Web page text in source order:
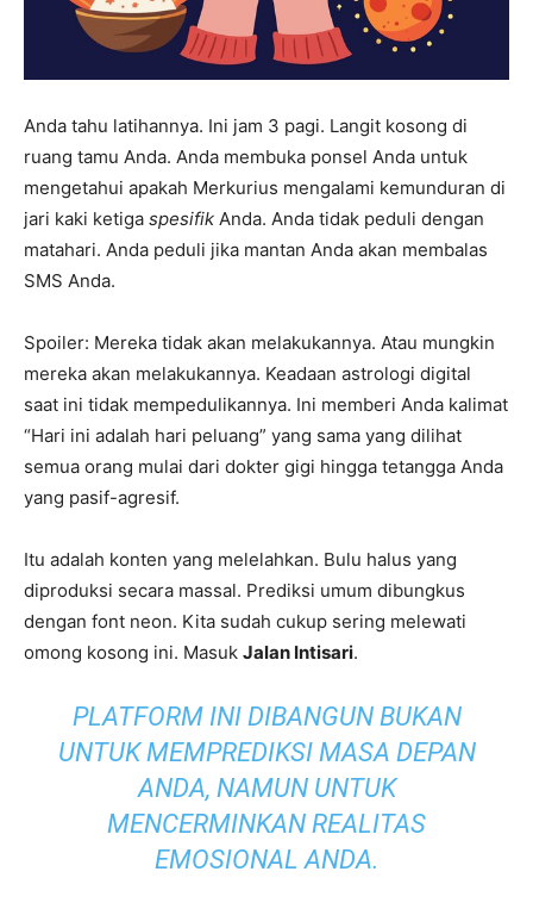
Anda tahu latihannya. Ini jam 3 pagi. Langit kosong di
ruang tamu Anda. Anda membuka ponsel Anda untuk
mengetahui apakah Merkurius mengalami kemunduran di
jari kaki ketiga spesifik Anda. Anda tidak peduli dengan
matahari. Anda peduli jika mantan Anda akan membalas
SMS Anda.
Spoiler: Mereka tidak akan melakukannya. Atau mungkin
mereka akan melakukannya. Keadaan astrologi digital
saat ini tidak mempedulikannya. Ini memberi Anda kalimat
“Hari ini adalah hari peluang” yang sama yang dilihat
semua orang mulai dari dokter gigi hingga tetangga Anda
yang pasif-agresif.
Itu adalah konten yang melelahkan. Bulu halus yang
diproduksi secara massal. Prediksi umum dibungkus
dengan font neon. Kita sudah cukup sering melewati
omong kosong ini. Masuk Jalan Intisari.
PLATFORM INI DIBANGUN BUKAN
UNTUK MEMPREDIKSI MASA DEPAN
ANDA, NAMUN UNTUK
MENCERMINKAN REALITAS
EMOSIONAL ANDA.